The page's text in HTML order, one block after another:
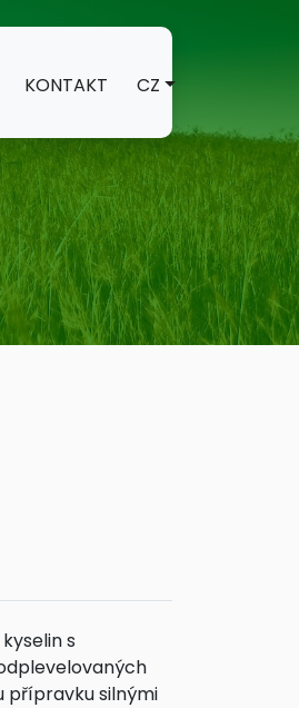
KONTAKT CZ
s
přípravku silnými